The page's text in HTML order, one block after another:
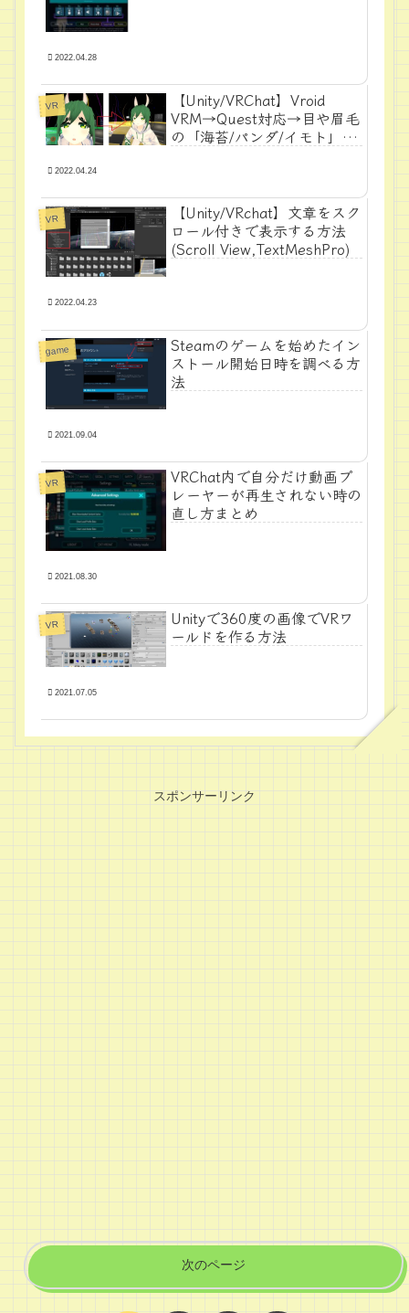
2022.04.28
VR
【Unity/VRChat】Vroid
VRM→Quest対応→目や眉毛
の「海苔/パンダ/イモト」を
2022.04.24
VR
【Unity/VRchat】文章をスク
ロール付きで表示する方法
(Scroll View,TextMeshPro)
2022.04.23
game
Steamのゲームを始めたイン
ストール開始日時を調べる方
法
2021.09.04
VR
VRChat内で自分だけ動画プ
レーヤーが再生されない時の
直し方まとめ
2021.08.30
VR
Unityで360度の画像でVRワ
ールドを作る方法
2021.07.05
スポンサーリンク
次のページ